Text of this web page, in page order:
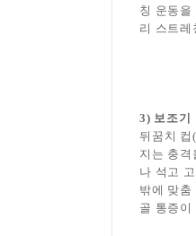
칭 운동
리 스트
3) 보조기
뒤꿈치
지는 충
나 석고
밖에 맞
골 통증